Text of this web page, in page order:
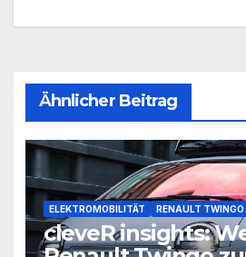
Ähnlicher Beitrag
ELEKTROMOBILITÄT RENAULT TWINGO
cleveR insights: